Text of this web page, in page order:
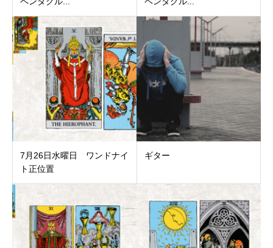
7月26日水曜日 ワンドナイ
ト正位置
ギター